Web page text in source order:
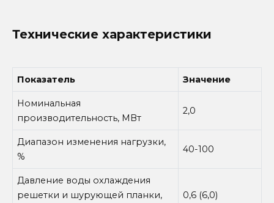
Технические характеристики
Показатель Значение
Номинальная
производительность, МВт
2,0
Диапазон изменения нагрузки,
%
40-100
Давление воды охлаждения
решетки и шурующей планки,
0,6 (6,0)